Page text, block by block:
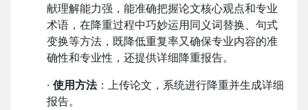
献理解能力强，能准确把握论文核心观点和专业
术语，在降重过程中巧妙运用同义词替换、句式
变换等方法，既降低重复率又确保专业内容的准
确性和专业性，还提供详细降重报告。
· 使用方法：上传论文，系统进行降重并生成详细
报告。